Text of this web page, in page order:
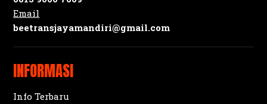
Email
beetransjayamandiri@gmail.com
INFORMASI
Info Terbaru